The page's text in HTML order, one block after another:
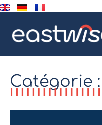
Catégorie